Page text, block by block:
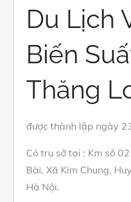
Du Lịch
Biến
Thăng
được thành lập ngày
Có trụ sở tại : Km số
Bài, Xã Kim Chung,
Hà Nội.